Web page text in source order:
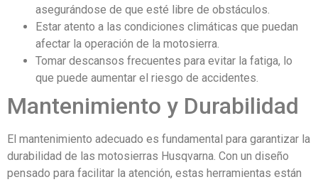
asegurándose de que esté libre de obstáculos.
Estar atento a las condiciones climáticas que puedan
afectar la operación de la motosierra.
Tomar descansos frecuentes para evitar la fatiga, lo
que puede aumentar el riesgo de accidentes.
Mantenimiento y Durabilidad
El mantenimiento adecuado es fundamental para garantizar la
durabilidad de las motosierras Husqvarna. Con un diseño
pensado para facilitar la atención, estas herramientas están